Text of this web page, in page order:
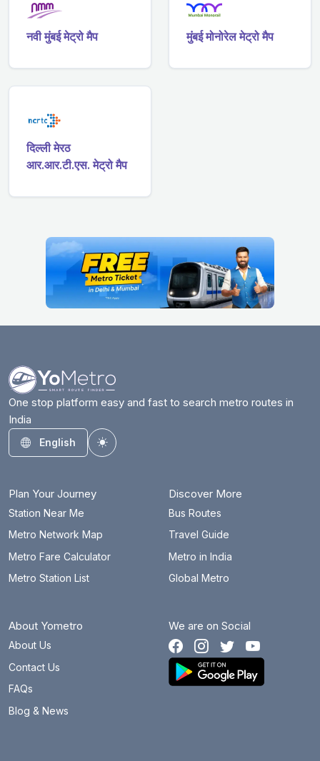
नवी मुंबई मेट्रो मैप मुंबई मोनोरेल मेट्रो मैप
दिल्ली मेरठ
आर.आर.टी.एस. मेट्रो मैप
One stop platform easy and fast to search metro routes in
India
English
Toggle theme
Plan Your Journey
Station Near Me
Metro Network Map
Metro Fare Calculator
Metro Station List
Discover More
Bus Routes
Travel Guide
Metro in India
Global Metro
About Yometro
About Us
Contact Us
FAQs
Blog & News
We are on Social